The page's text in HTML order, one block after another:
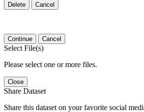
Delete Cancel
Continue Cancel
Select File(s)
Please select one or more files.
Close
Share Dataset
Share this dataset on your favorite social